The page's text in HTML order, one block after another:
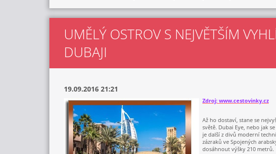
UMĚLÝ OSTROV S NEJVĚTŠÍM
DUBAJI
19.09.2016 21:21
Zdroj: www.cestovinky.cz
Až ho dostaví, stane se
světě. Dubai Eye, nebo jak
je další z divů moderní
zázraků ve Spojených
dosáhnout výšky 210 metrů.